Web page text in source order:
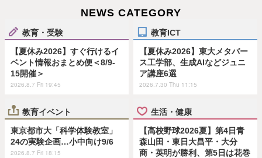
NEWS CATEGORY
教育・受験
【夏休み2026】すぐ行けるイ
ベント情報おまとめ便＜8/9-
15開催＞
2026.8.7 Fri 19:45
教育ICT
【夏休み2026】東大メタバー
ス工学部、生成AIなどジュニ
ア講座6選
2026.7.30 Thu 11:15
教育イベント
東京都市大「科学体験教室」
24の実験企画…小中向け9/6
2026.8.7 Fri 18:15
生活・健康
【高校野球2026夏】第4日青
森山田・東日大昌平・大分
商・英明が勝利、第5日は花巻